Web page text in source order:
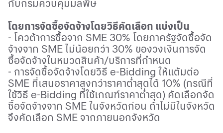
กับกรมควบคุมมลพิษ
โดยการจัดซื้อจัดจ้างโดยวิธีคัดเลือก แบ่งเป็น
- โควต้าการซื้อจาก SME 30% โดยภาครัฐจัดซื้อจัด
จ้างจาก SME ไม่น้อยกว่า 30% ของวงเงินการจัด
ซื้อจัดจ้างในหมวดสินค้า/บริการที่กำหนด
- การจัดซื้อจัดจ้างโดยวิธี e-Bidding ให้แต้มต่อ
SME ที่เสนอราคาสูงกว่าราคาต่ำสุดได้ 10% (กรณีที่
ใช้วิธี e-Bidding ที่ใช้เกณฑ์ราคาต่ำสุด) คัดเลือกจัด
ซื้อจัดจ้างจาก SME ในจังหวัดก่อน ถ้าไม่มีในจังหวัด
จึงคัดเลือก SME จากภายนอกจังหวัด